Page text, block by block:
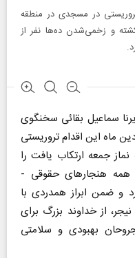
در مسجدی در منطقه
و زخمی‌شدن ده‌ها نفر از
سماعیل بقائی سخنگوی
ماه این اقدام تروریستی
جمعه ارتکاب یافت را
همه هنجارهای حقوقی -
و ضمن ابراز همدردی با
از خداوند بزرگ برای
بهبودی و سلامتی